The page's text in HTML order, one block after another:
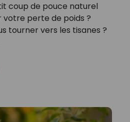
coup de pouce naturel
perte de poids ?
tourner vers les tisanes ?